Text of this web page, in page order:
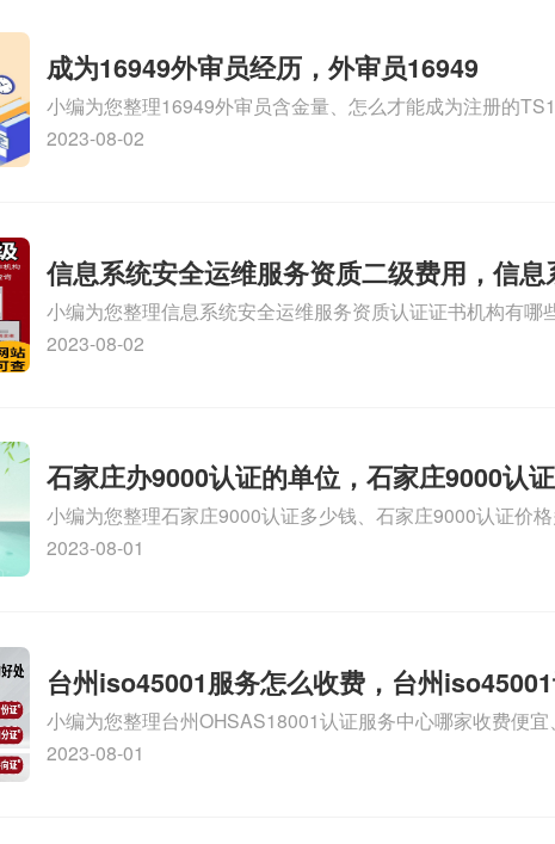
成为16949外审员经历，外审员16949
小编为您整理16949外审员含金量、怎么才能成为注册的
审员、我也想16949外审员，不过不了解具体情况、iso9000
2023-08-02
信息系统安全运维服务资质二级费用，信息
维服务资质二级
小编为您整理信息系统安全运维服务资质认证证书机构有哪
务资质的费用是多少啊、安全运维服务资质哪家便宜、安全
2023-08-02
石家庄办9000认证的单位，石家庄9000认
小编为您整理石家庄9000认证多少钱、石家庄9000认证价
9000认证大概多少钱、石家庄9000认证价格贵吗、石家庄
2023-08-01
台州iso45001服务怎么收费，台州
么收费
小编为您整理台州OHSAS18001认证服务中心哪家收费便
认证，哪个咨询公司服务好、台州CE认证,台州机械机电CE
2023-08-01